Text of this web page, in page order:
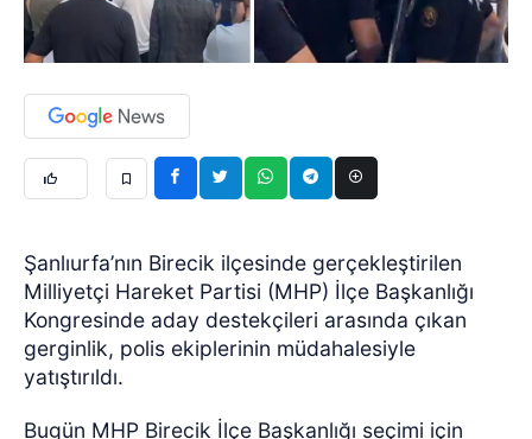
Şanlıurfa’nın Birecik ilçesinde gerçekleştirilen
Milliyetçi Hareket Partisi (MHP) İlçe Başkanlığı
Kongresinde aday destekçileri arasında çıkan
gerginlik, polis ekiplerinin müdahalesiyle
yatıştırıldı.
Bugün MHP Birecik İlçe Başkanlığı seçimi için